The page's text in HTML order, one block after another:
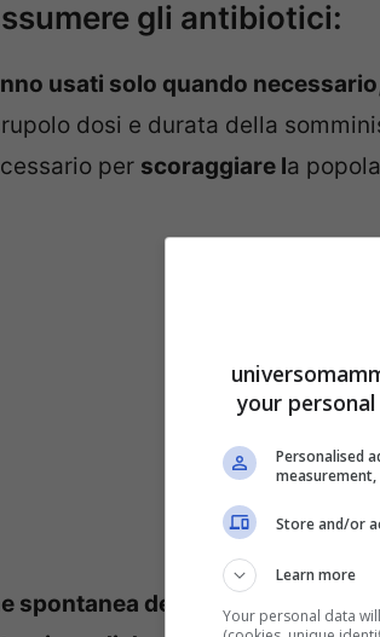
gli antibiotici:
usati solo quando necessario
dosi e durata della
per scoraggiare la
spontanea della terapia
your
Personalised
measurement,
Store and/or
Learn more
Your personal data